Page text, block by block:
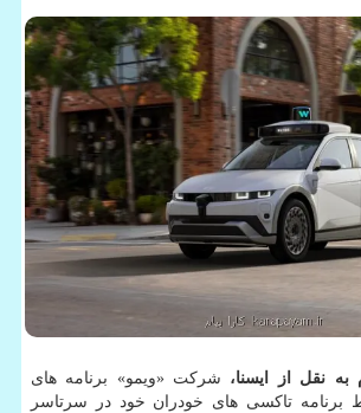
به نقل از ایسنا، شرکت «ویمو» برنامه های
برنامه تاکسی های خودران خود در سرتاسر